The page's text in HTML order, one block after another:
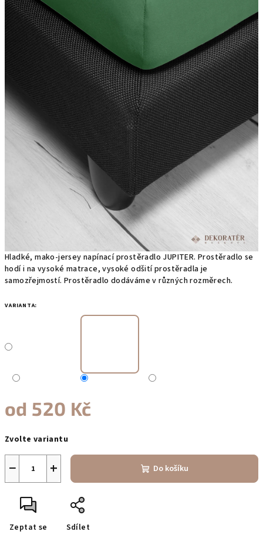
Hladké, mako-jersey napínací prostěradlo JUPITER. Prostěradlo se
hodí i na vysoké matrace, vysoké odšití prostěradla je
samozřejmostí. Prostěradlo dodáváme v různých rozměrech.
VARIANTA:
od 520 Kč
cena:
Zvolte variantu
+
− Do košíku
Zeptat se Sdílet